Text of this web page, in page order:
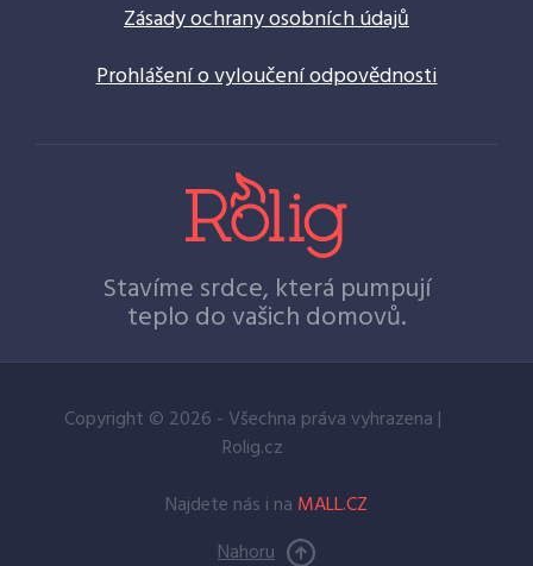
Zásady ochrany osobních údajů
Prohlášení o vyloučení odpovědnosti
Stavíme srdce, která pumpují
teplo do vašich domovů.
Copyright © 2026 - Všechna práva vyhrazena |
Rolig.cz
Najdete nás i na MALL.CZ
Nahoru